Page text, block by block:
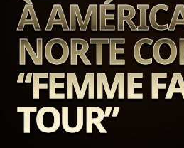
À
NORTE
“FEMME
TOUR”